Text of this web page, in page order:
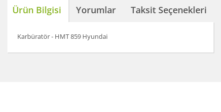
Ürün Bilgisi Yorumlar Taksit Seçenekleri
Karbüratör - HMT 859 Hyundai